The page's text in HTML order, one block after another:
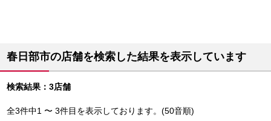
春日部市の店舗を検索した結果を表示しています
検索結果：3店舗
全3件中1 〜 3件目を表示しております。(50音順)